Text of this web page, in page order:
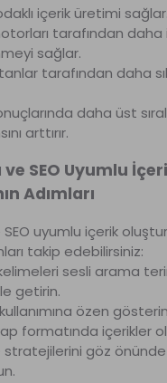
içerik üretimi
tarafından daha
sağlar.
tarafından daha
daha üst
arttırır.
SEO Uyumlu
Adımları
uyumlu içerik
takip edebilirsiniz:
sesli arama
getirin.
özen
formatında içerikler
stratejilerini göz önünde